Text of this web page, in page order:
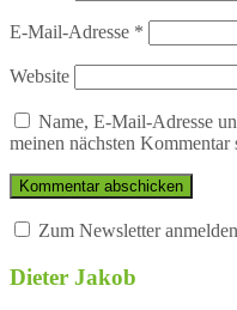
E-Mail-Adresse *
Website
Name, E-Mail-Adresse
meinen nächsten Kommentar
Zum Newsletter anmelden
Dieter Jakob